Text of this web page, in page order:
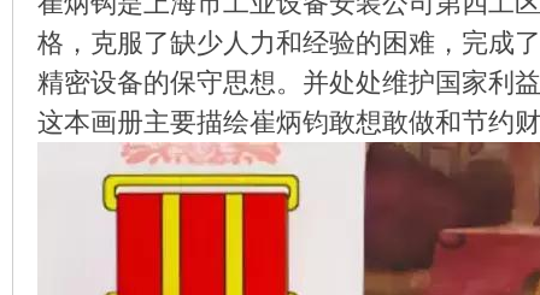
格，克服了缺少人力和经验的困难，完成
精密设备的保守思想。并处处维护国家利
这本画册主要描绘崔炳钧敢想敢做和节约